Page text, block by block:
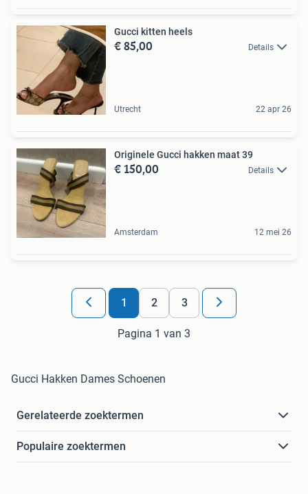
Gucci kitten heels
€ 85,00 Details
Utrecht 22 apr 26
Originele Gucci hakken maat 39
€ 150,00 Details
Amsterdam 12 mei 26
1 2 3
Pagina 1 van 3
Gucci Hakken Dames Schoenen
Gerelateerde zoektermen
Populaire zoektermen